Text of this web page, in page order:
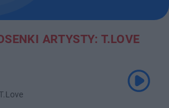
ARTYSTY: T.LOVE